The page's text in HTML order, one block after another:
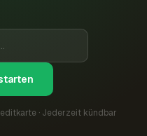
· Jederzeit kündbar